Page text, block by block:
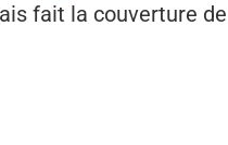
fait la couverture de